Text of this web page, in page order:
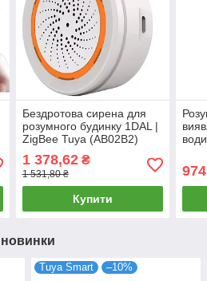
Бездротова сирена для
розумного будинку 1DAL |
ZigBee Tuya (AB02B2)
1 378,62₴
1 531,80 ₴
Купити
новинки
Tuya Smart –10%